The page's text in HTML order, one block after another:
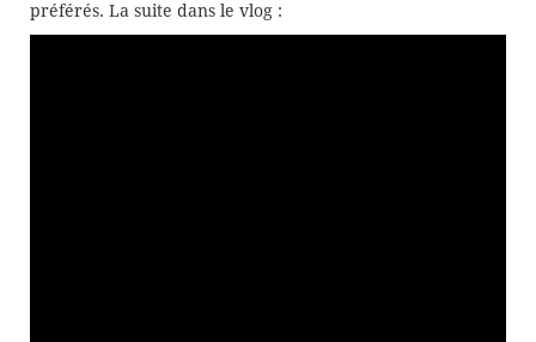
préférés. La suite dans le vlog :